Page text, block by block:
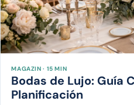
MAGAZIN · 15 MIN
Bodas de Lujo: Guía
Planificación